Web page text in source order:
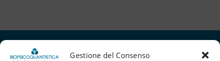
Gestione del Consenso